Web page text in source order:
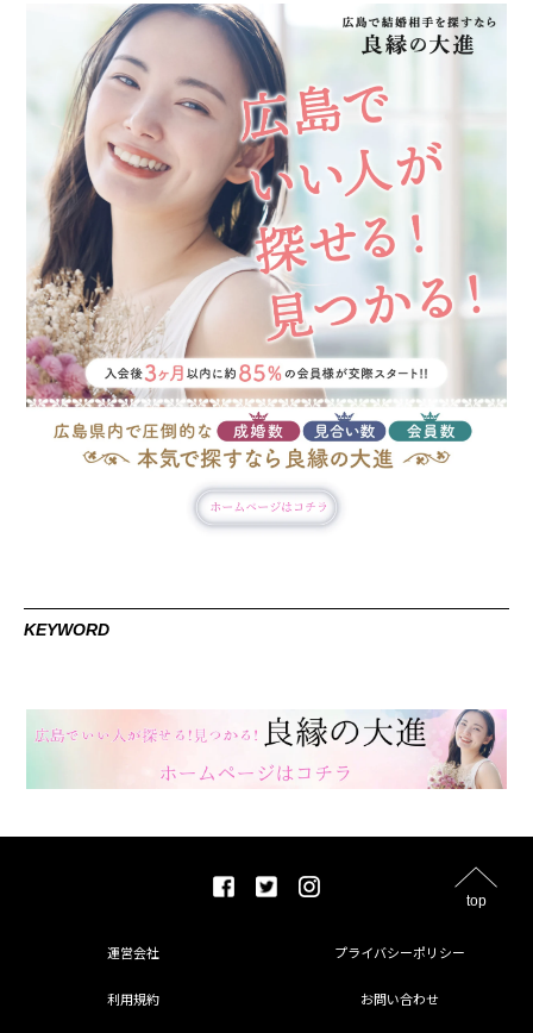
KEYWORD
top
運営会社 プライバシーポリシー
利用規約 お問い合わせ